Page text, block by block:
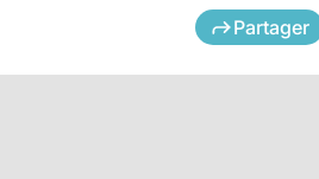
Partager